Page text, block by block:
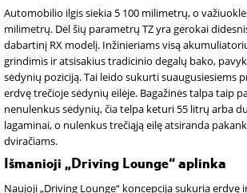
Automobilio ilgis siekia 5 100 milimetrų, o
milimetrų. Dėl šių parametrų TZ yra gerokai
dabartinį RX modelį. Inžinieriams visą
grindimis ir atsisakius tradicinio degalų bako,
sėdynių poziciją. Tai leido sukurti suaugusiesiems
erdvę trečioje sėdynių eilėje. Bagažinės talpa taip
nenulenkus sėdynių, čia telpa keturi 55 litrų arba
lagaminai, o nulenkus trečiąją eilę atsiranda
dviračiams.
Išmanioji „Driving Lounge“ aplinka
Naujoji „Driving Lounge“ koncepcija sukuria erdvę